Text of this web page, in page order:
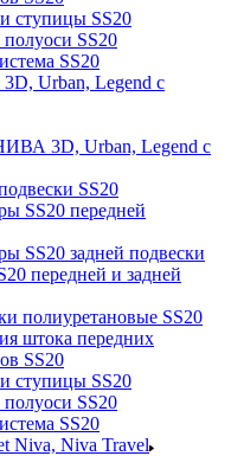
ступицы SS20
SS20
SS20
Urban, Legend c
3D, Urban, Legend c
SS20
SS20 передней
SS20 задней подвески
передней и задней
полиуретановые SS20
штока передних
SS20
ступицы SS20
SS20
SS20
Niva, Niva Travel